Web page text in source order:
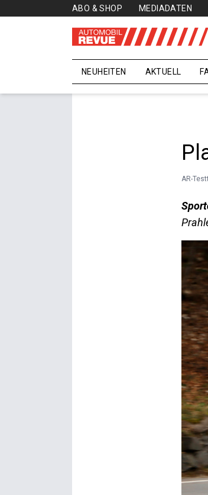
ABO & SHOP MEDIADATEN
NEUHEITEN AKTUELL
AR-